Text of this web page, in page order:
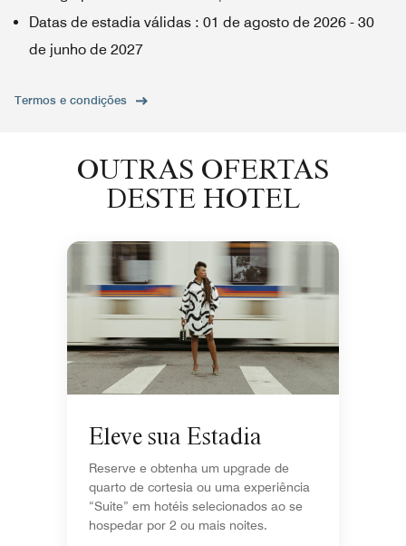
Datas de estadia válidas : 01 de agosto de 2026 - 30
de junho de 2027
Termos e condições
OUTRAS OFERTAS
DESTE HOTEL
Eleve sua Estadia
Reserve e obtenha um upgrade de
quarto de cortesia ou uma experiência
“Suite” em hotéis selecionados ao se
hospedar por 2 ou mais noites.